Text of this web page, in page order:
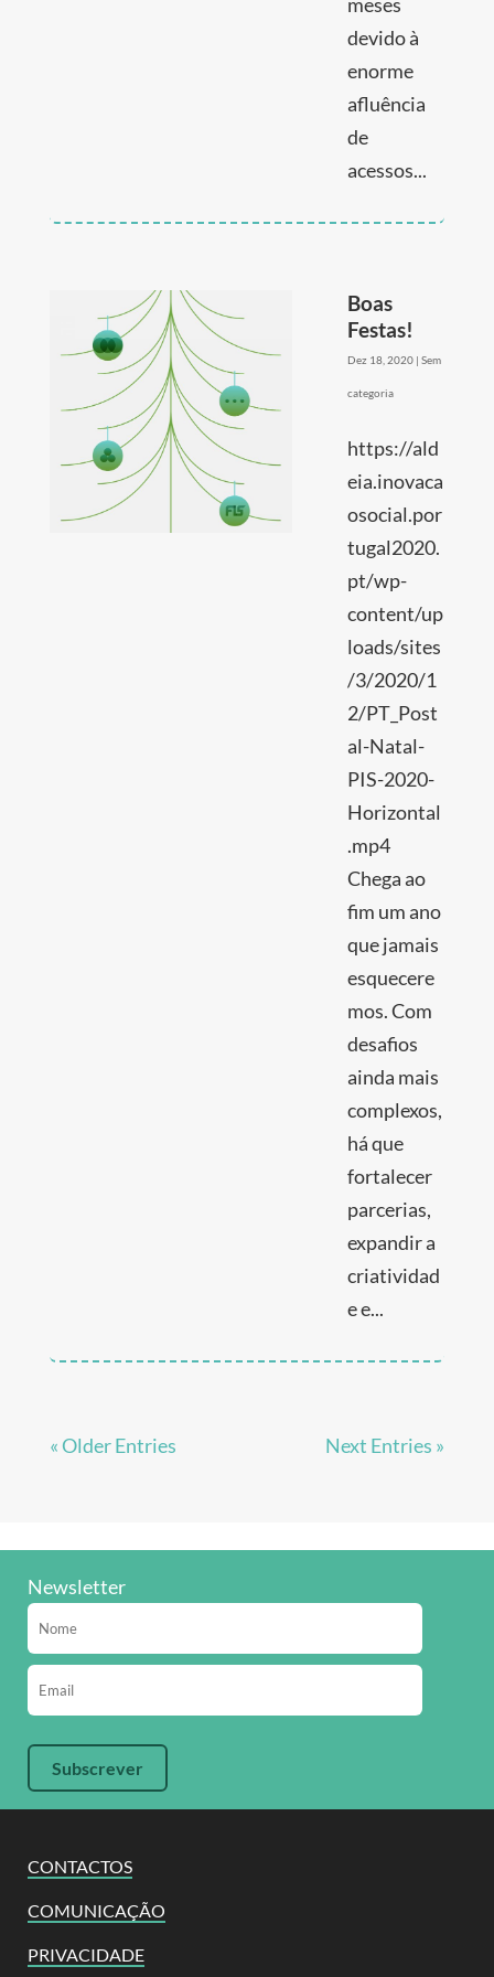
devido à
enorme
afluência
de
acessos...
Boas
Festas!
Dez 18, 2020| Sem
categoria
https://ald
eia.inovaca
osocial.por
tugal2020.
pt/wp-
content/up
loads/sites
/3/2020/1
2/PT_Post
al-Natal-
PIS-2020-
Horizontal
.mp4
Chega ao
fim um ano
que jamais
esquecere
mos. Com
desafios
ainda mais
complexos,
há que
fortalecer
parcerias,
expandir a
criatividad
e e...
« Older Entries Next Entries »
CONTACTOS
COMUNICAÇÃO
PRIVACIDADE
Newsletter